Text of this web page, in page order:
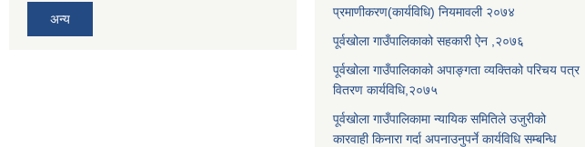
अन्य
प्रमाणीकरण(कार्यविधि) नियमावली २०७४
पूर्वखोला गाउँपालिकाको सहकारी ऐन ,२०७६
पूर्वखोला गाउँपालिकाको अपाङ्गता व्यक्तिको परिचय पत्र
वितरण कार्यविधि,२०७५
पूर्वखोला गाउँपालिकामा न्यायिक समितिले उजुरीको
कारवाही किनारा गर्दा अपनाउनुपर्ने कार्यविधि सम्बन्धि